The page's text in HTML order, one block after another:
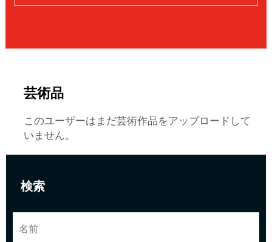
検索
芸術品
このユーザーはまだ芸術作品をアップロードして
いません。